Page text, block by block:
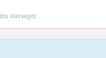
stavanger